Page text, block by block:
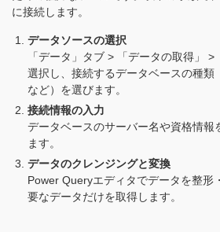
に接続します。
データソースの選択
「データ」タブ > 「データの取得」
選択し、接続するデータベースの種類
など）を選びます。
接続情報の入力
データベースのサーバー名や資格情報
ます。
データのクレンジングと変換
Power Queryエディタでデータを整形
要なデータだけを取得します。